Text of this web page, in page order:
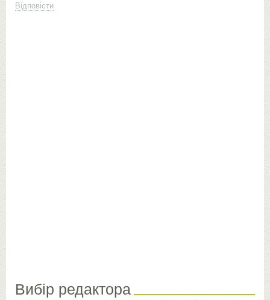
Відповісти
Вибір редактора